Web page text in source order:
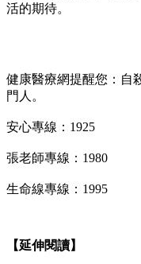
活的期待。
健康醫療網提醒您：自
門人。
安心專線：1925
張老師專線：1980
生命線專線：1995
【延伸閱讀】